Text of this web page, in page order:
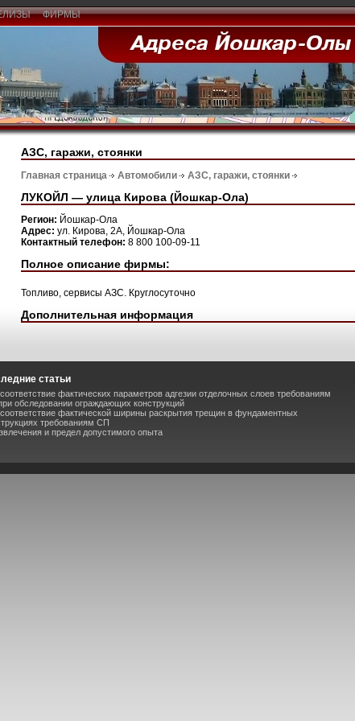
ФИРМЫ
АЗС, гаражи, стоянки
Главная страница Автомобили АЗС, гаражи, стоянки
ЛУКОЙЛ — улица Кирова (Йошкар-Ола)
Регион: Йошкар-Ола
Адрес: ул. Кирова, 2А, Йошкар-Ола
Контактный телефон: 8 800 100-09-11
Полное описание фирмы:
Топливо, сервисы АЗС. Круглосуточно
Дополнительная информация
статьи
фактических параметров адгезии отделочных слоев требованиям
обследовании ограждающих конструкций
фактической ширины раскрытия трещин в фундаментных
требованиям СП
и предел допустимого опыта